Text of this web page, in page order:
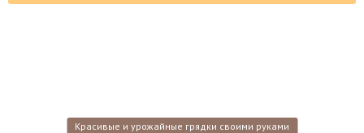
Красивые и урожайные грядки своими руками